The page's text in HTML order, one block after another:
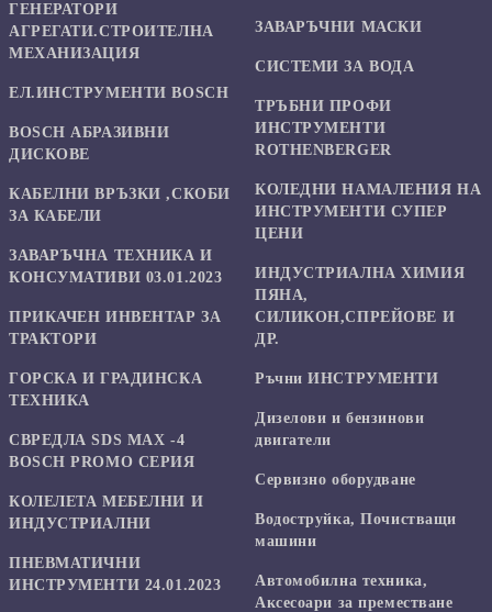
ГЕНЕРАТОРИ
АГРЕГАТИ.СТРОИТЕЛНА
МЕХАНИЗАЦИЯ
ЕЛ.ИНСТРУМЕНТИ BOSCH
BOSCH АБРАЗИВНИ
ДИСКОВЕ
КАБЕЛНИ ВРЪЗКИ ,СКОБИ
ЗА КАБЕЛИ
ЗАВАРЪЧНА ТЕХНИКА И
КОНСУМАТИВИ 03.01.2023
ПРИКАЧЕН ИНВЕНТАР ЗА
ТРАКТОРИ
ГОРСКА И ГРАДИНСКА
ТЕХНИКА
СВРЕДЛА SDS MAX -4
BOSCH PROMO СЕРИЯ
КОЛЕЛЕТА МЕБЕЛНИ И
ИНДУСТРИАЛНИ
ПНЕВМАТИЧНИ
ИНСТРУМЕНТИ 24.01.2023
ЗАВАРЪЧНИ МАСКИ
СИСТЕМИ ЗА ВОДА
ТРЪБНИ ПРОФИ
ИНСТРУМЕНТИ
ROTHENBERGER
КОЛЕДНИ НАМАЛЕНИЯ НА
ИНСТРУМЕНТИ СУПЕР
ЦЕНИ
ИНДУСТРИАЛНА ХИМИЯ
ПЯНА,
СИЛИКОН,СПРЕЙОВЕ И
ДР.
Ръчни ИНСТРУМЕНТИ
Дизелови и бензинови
двигатели
Сервизно оборудване
Водоструйка, Почистващи
машини
Автомобилна техника,
Аксесоари за преместване